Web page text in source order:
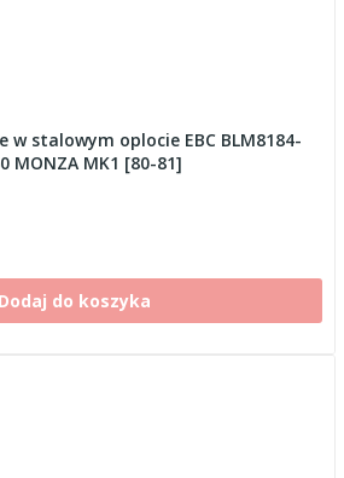
w stalowym oplocie EBC BLM8184-
MONZA MK1 [80-81]
Dodaj do koszyka